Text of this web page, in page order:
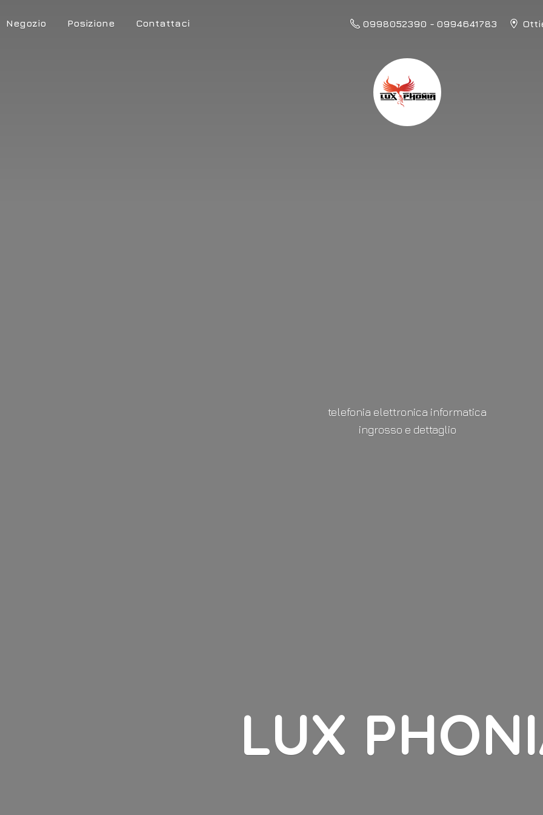
Negozio Posizione Contattaci 0998052390 - 0994641783
LUX
telefonia elettronica informatica
ingrosso e dettaglio